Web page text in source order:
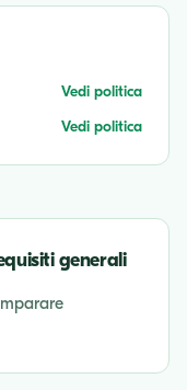
Vedi politica
Vedi politica
generali